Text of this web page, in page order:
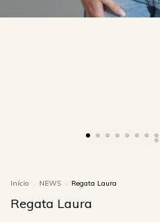
Início . NEWS . Regata Laura
Regata Laura